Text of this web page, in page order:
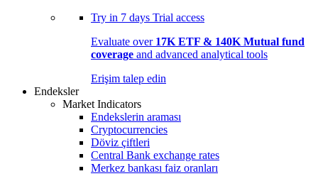
Try in 7 days Trial access
Evaluate over 17K ETF & 140K Mutual fund
coverage and advanced analytical tools
Erişim talep edin
Endeksler
Market Indicators
Endekslerin araması
Cryptocurrencies
Döviz çiftleri
Central Bank exchange rates
Merkez bankası faiz oranları